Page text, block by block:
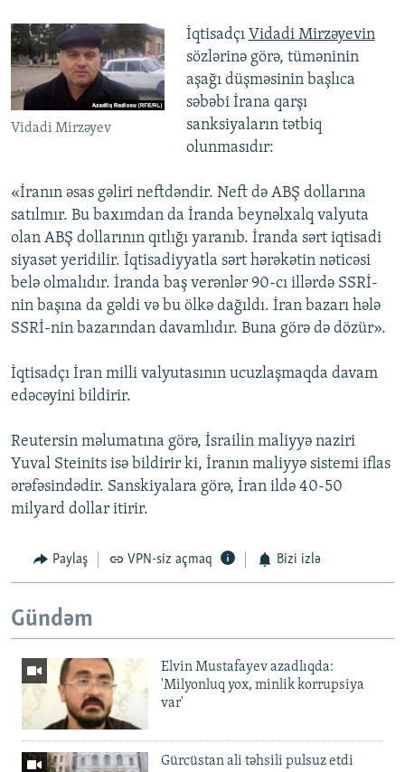
Vidadi Mirzəyev
İqtisadçı Vidadi Mirzəyevin
sözlərinə görə, tüməninin
aşağı düşməsinin başlıca
səbəbi İrana qarşı
sanksiyaların tətbiq
olunmasıdır:
«İranın əsas gəliri neftdəndir. Neft də ABŞ dollarına
satılmır. Bu baxımdan da İranda beynəlxalq valyuta
olan ABŞ dollarının qıtlığı yaranıb. İranda sərt iqtisadi
siyasət yeridilir. İqtisadiyyatla sərt hərəkətin nəticəsi
belə olmalıdır. İranda baş verənlər 90-cı illərdə SSRİ-
nin başına da gəldi və bu ölkə dağıldı. İran bazarı hələ
SSRİ-nin bazarından davamlıdır. Buna görə də dözür».
İqtisadçı İran milli valyutasının ucuzlaşmaqda davam
edəcəyini bildirir.
Reutersin məlumatına görə, İsrailin maliyyə naziri
Yuval Steinits isə bildirir ki, İranın maliyyə sistemi iflas
ərəfəsindədir. Sanskiyalara görə, İran ildə 40-50
milyard dollar itirir.
Paylaş VPN-siz açmaq Bizi izlə
Gündəm
Elvin Mustafayev azadlıqda:
'Milyonluq yox, minlik korrupsiya
var'
Gürcüstan ali təhsili pulsuz etdi